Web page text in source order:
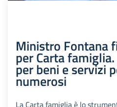
Ministro Fontana
per Carta
per beni e servizi
numerosi
La Carta famiglia è lo